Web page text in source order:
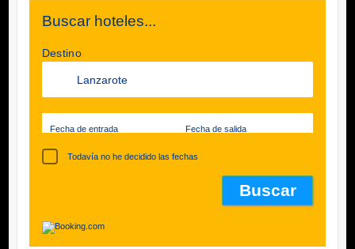
Buscar hoteles...
Destino
Fecha de entrada Fecha de salida
Todavía no he decidido las fechas